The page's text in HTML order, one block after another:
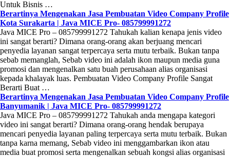
Untuk Bisnis …
Berartinya Mengenakan Jasa Pembuatan Video Company Profile
Kota Surakarta | Java MICE Pro- 085799991272
Java MICE Pro – 085799991272 Tahukah kalian kenapa jenis video
ini sangat berarti? Dimana orang-orang akan berjuang mencari
penyedia layanan sangat terpercaya serta mutu terbaik. Bukan tanpa
sebab memanglah, Sebab video ini adalah ikon maupun media guna
promosi dan mengenalkan satu buah perusahaan alias organisasi
kepada khalayak luas. Pembuatan Video Company Profile Sangat
Berarti Buat …
Berartinya Mengenakan Jasa Pembuatan Video Company Profile
Banyumanik | Java MICE Pro- 085799991272
Java MICE Pro – 085799991272 Tahukah anda mengapa kategori
video ini sangat berarti? Dimana orang-orang hendak berupaya
mencari penyedia layanan paling terpercaya serta mutu terbaik. Bukan
tanpa karna memang, Sebab video ini menggambarkan ikon atau
media buat promosi serta mengenalkan sebuah kongsi alias organisasi